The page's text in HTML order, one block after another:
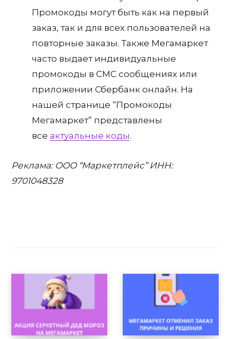
Промокоды могут быть как на первый
заказ, так и для всех пользователей на
повторные заказы. Также Мегамаркет
часто выдает индивидуальные
промокоды в СМС сообщениях или
приложении Сбербанк онлайн. На
нашей странице “Промокоды
Мегамаркет” представлены
все актуальные коды.
Реклама: ООО “Маркетплейс” ИНН:
9701048328